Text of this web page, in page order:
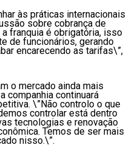
às práticas internacionais
sobre cobrança de
franquia é obrigatória, isso
de funcionários, gerando
encarecendo as tarifas\”,
o mercado ainda mais
companhia continuará
\”Não controlo o que
controlar está dentro
tecnologias e renovação
Temos de ser mais
nisso.\”.